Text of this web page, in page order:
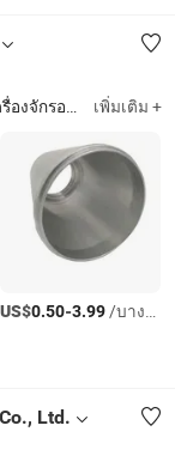
ยนต์ อิเล็กทรอนิ
กลึงแบบล็อตขน
การผลิตชิ้นส่วน, ชิ้นส่วนที่ผลิตด้วย CNC, ชิ้นส่วนเครื่องจักรอลูมิเนียม, ชิ้นส่วนโลหะ, ชิ้นส่วนสำรองที่กำหนดเอง, ชิ้นส่วนการตี, ชิ้นส่วนที่กำหนดเองด้วย CNC, การผลิตชิ้นส่วนเหล็กที่กำหนดเอง, การผลิตชิ้นส่วนอลูมิเนียมที่กำหนดเอง, การผลิตชิ้นส่วนทองเหลืองที่กำหนดเอง เพิ่มเติม +
US$0.50-3.99/บางส่วน
Ltd.